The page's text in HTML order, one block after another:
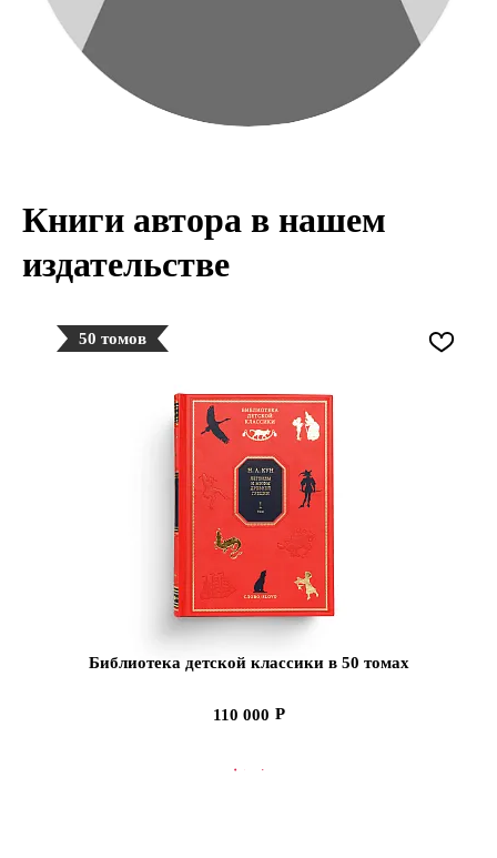
Книги автора в нашем
издательстве
50 томов
Библиотека детской классики в 50 томах
110 000
В КОРЗИНУ